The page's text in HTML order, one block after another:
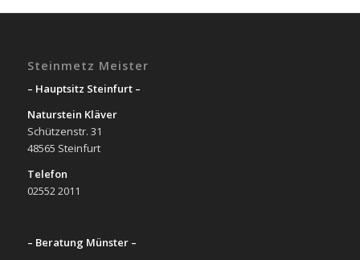
Steinmetz Meister
– Hauptsitz Steinfurt –
Naturstein Kläver
Schützenstr. 31
48565 Steinfurt
Telefon
02552 2011
– Beratung Münster –